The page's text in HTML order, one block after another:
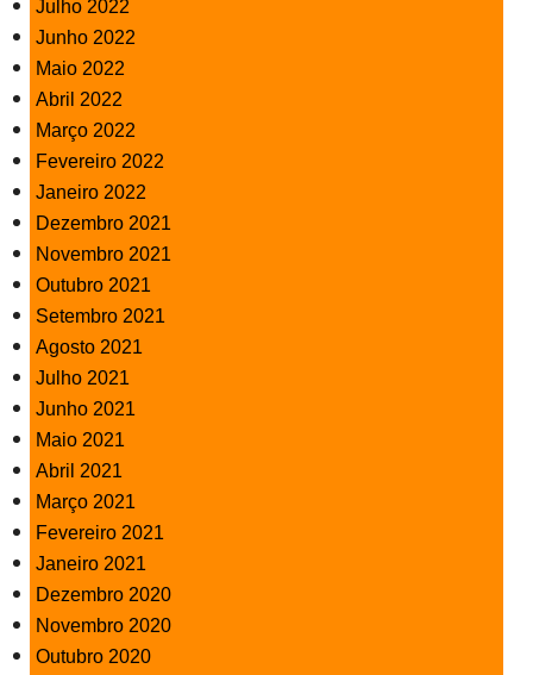
Julho 2022
Junho 2022
Maio 2022
Abril 2022
Março 2022
Fevereiro 2022
Janeiro 2022
Dezembro 2021
Novembro 2021
Outubro 2021
Setembro 2021
Agosto 2021
Julho 2021
Junho 2021
Maio 2021
Abril 2021
Março 2021
Fevereiro 2021
Janeiro 2021
Dezembro 2020
Novembro 2020
Outubro 2020